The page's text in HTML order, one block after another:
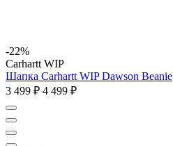
-22%
Carhartt WIP
Шапка Carhartt WIP Dawson Beanie
3 499 ₽ 4 499 ₽